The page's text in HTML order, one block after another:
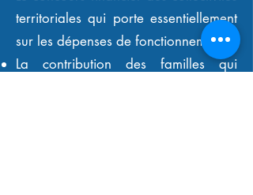
territoriales qui porte essentiellement
sur les dépenses de fonctionnement.
La contribution des familles qui